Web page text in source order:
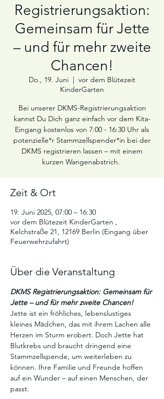
Registrierungsaktion:
Gemeinsam für Jette
– und für mehr zweite
Chancen!
Do., 19. Juni
  |
vor dem Blütezeit
KinderGarten
Bei unserer DKMS-Registrierungsaktion
kannst Du Dich ganz einfach vor dem Kita-
Eingang kostenlos von 7:00 - 16:30 Uhr als
potenzielle*r Stammzellspender*in bei der
DKMS registrieren lassen – mit einem
kurzen Wangenabstrich.
Zeit & Ort
19. Juni 2025, 07:00 – 16:30
vor dem Blütezeit KinderGarten ,
Kelchstraße 21, 12169 Berlin (Eingang über
Feuerwehrzufahrt)
Über die Veranstaltung
DKMS Registrierungsaktion: Gemeinsam für
Jette – und für mehr zweite Chancen!
Jette ist ein fröhliches, lebenslustiges
kleines Mädchen, das mit ihrem Lachen alle
Herzen im Sturm erobert. Doch Jette hat
Blutkrebs und braucht dringend eine
Stammzellspende, um weiterleben zu
können. Ihre Familie und Freunde hoffen
auf ein Wunder – auf einen Menschen, der
passt.